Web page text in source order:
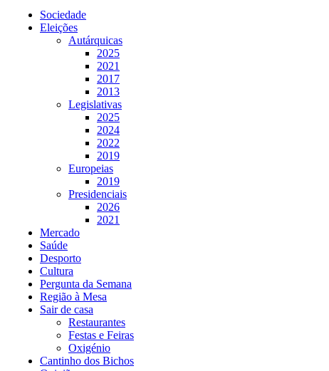
Sociedade
Eleições
Autárquicas
2025
2021
2017
2013
Legislativas
2025
2024
2022
2019
Europeias
2019
Presidenciais
2026
2021
Mercado
Saúde
Desporto
Cultura
Pergunta da Semana
Região à Mesa
Sair de casa
Restaurantes
Festas e Feiras
Oxigénio
Cantinho dos Bichos